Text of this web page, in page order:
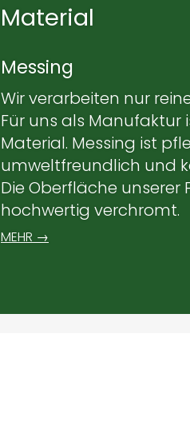
Material
Messing
Wir verarbeiten nur
Für uns als Manufaktur
Material. Messing ist
umweltfreundlich und
Die Oberfläche unserer
hochwertig verchromt.
MEHR →